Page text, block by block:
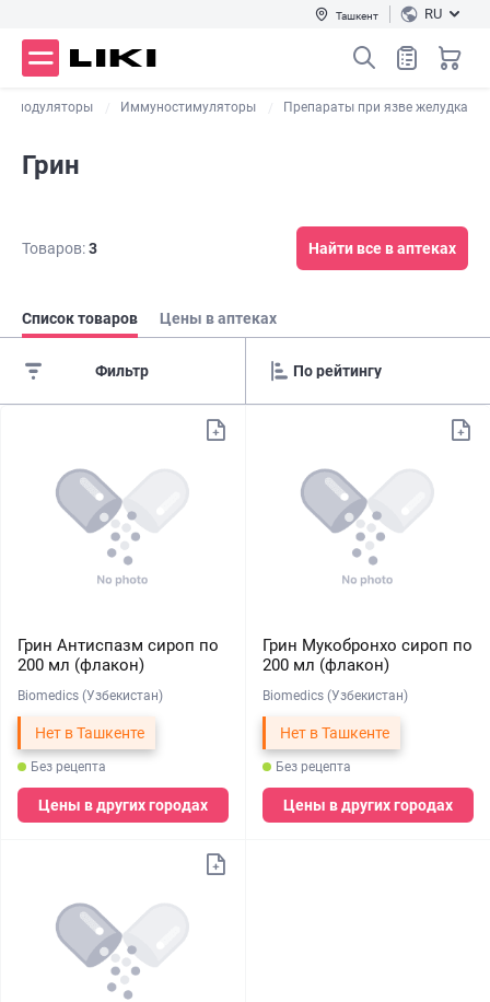
Ташкент RU
Иммуностимуляторы Препараты при язве желудка
Грин
Товаров:3 Найти все в аптеках
Список товаров Цены в аптеках
Фильтр
Грин Антиспазм сироп по
200 мл (флакон)
Biomedics (Узбекистан)
Нет в Ташкенте
Без рецепта
Цены в других городах
Грин Мукобронхо сироп по
200 мл (флакон)
Biomedics (Узбекистан)
Нет в Ташкенте
Без рецепта
Цены в других городах